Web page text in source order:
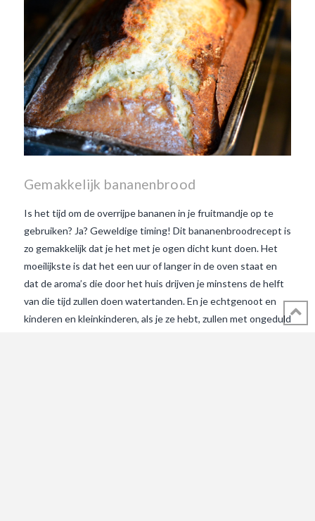
Gemakkelijk bananenbrood
Is het tijd om de overrijpe bananen in je fruitmandje op te
gebruiken? Ja? Geweldige timing! Dit bananenbroodrecept is
zo gemakkelijk dat je het met je ogen dicht kunt doen. Het
moeilijkste is dat het een uur of langer in de oven staat en
dat de aroma’s die door het huis drijven je minstens de helft
van die tijd zullen doen watertanden. En je echtgenoot en
kinderen en kleinkinderen, als je ze hebt, zullen met ongeduld